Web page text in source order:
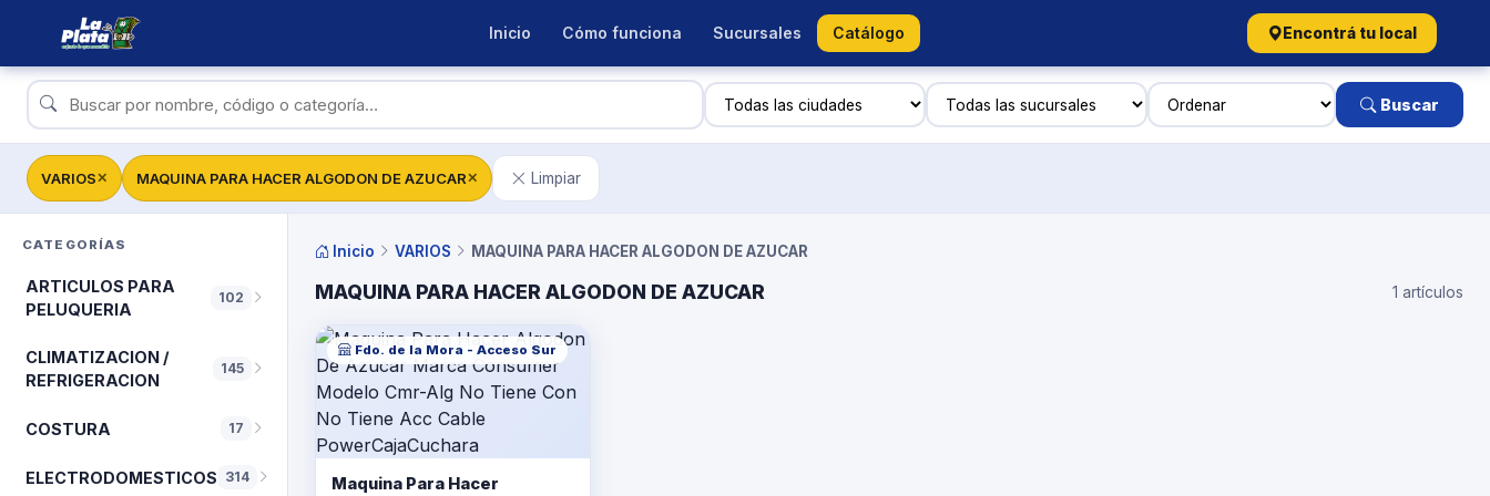
Inicio Cómo funciona Sucursales Catálogo Encontrá tu local
Buscar
VARIOS✕ MAQUINA PARA HACER ALGODON DE AZUCAR✕ Limpiar
CATEGORÍAS
ARTICULOS PARA
PELUQUERIA
102
CLIMATIZACION /
REFRIGERACION
145
COSTURA 17
ELECTRODOMESTICOS 314
Inicio VARIOS MAQUINA PARA HACER ALGODON DE AZUCAR
MAQUINA PARA HACER ALGODON DE AZUCAR 1 artículos
Fdo. de la Mora - Acceso Sur
Maquina Para Hacer